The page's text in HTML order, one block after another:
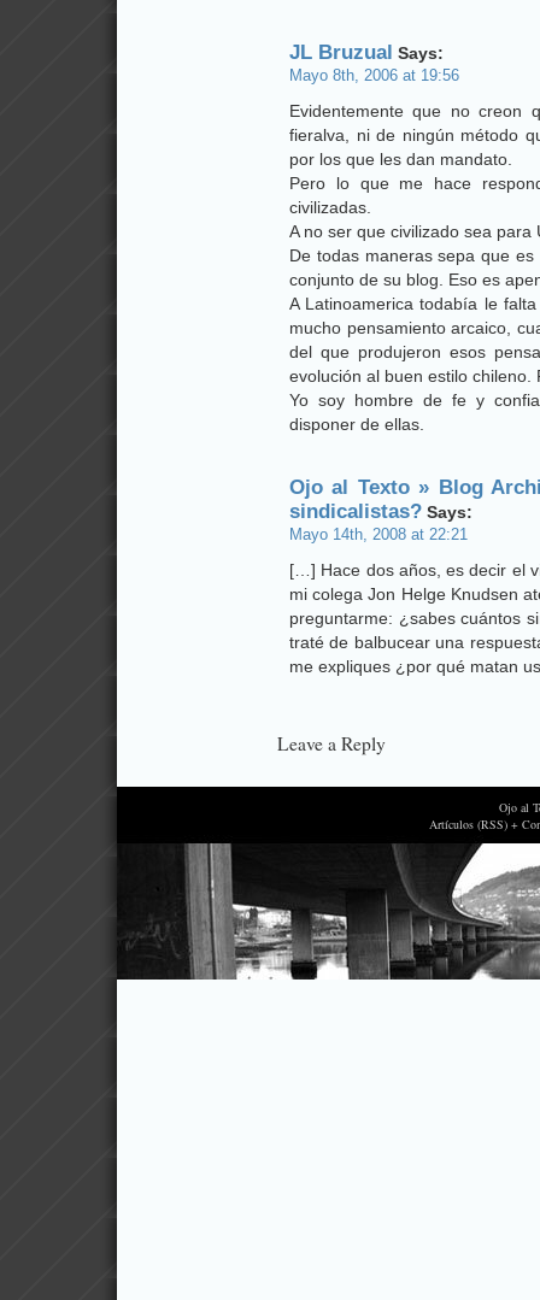
JL Bruzual Says:
Mayo 8th, 2006 at 19:56
Evidentemente que no creon
fieralva, ni de ningún método
por los que les dan mandato.
Pero lo que me hace
civilizadas.
A no ser que civilizado sea
De todas maneras sepa que
conjunto de su blog. Eso es
A Latinoamerica todabía le
mucho pensamiento arcaico,
del que produjeron esos
evolución al buen estilo
Yo soy hombre de fe y
disponer de ellas.
Ojo al Texto » Blog
sindicalistas? Says:
Mayo 14th, 2008 at 22:21
[…] Hace dos años, es decir el
mi colega Jon Helge Knudsen
preguntarme: ¿sabes cuántos
traté de balbucear una
me expliques ¿por qué matan
Leave a Reply
Ojo al
Artículos (RSS) +